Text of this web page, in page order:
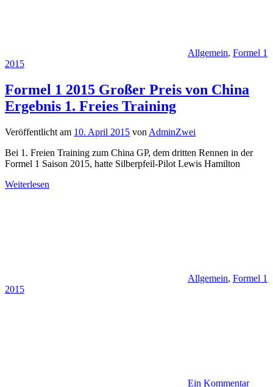
Allgemein, Formel 1
2015
Formel 1 2015 Großer Preis von China
Ergebnis 1. Freies Training
Veröffentlicht am 10. April 2015 von AdminZwei
Bei 1. Freien Training zum China GP, dem dritten Rennen in der
Formel 1 Saison 2015, hatte Silberpfeil-Pilot Lewis Hamilton
Weiterlesen
Allgemein, Formel 1
2015
Ein Kommentar